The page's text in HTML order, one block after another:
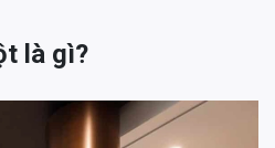
là gì?